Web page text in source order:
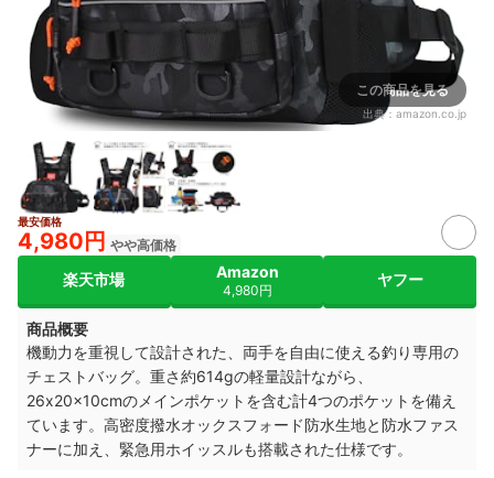
この商品を見る
出典： amazon.co.jp
最安価格
4,980円 やや高価格
楽天市場 Amazon
4,980円
ヤフー
商品概要
機動力を重視して設計された、両手を自由に使える釣り専用の
チェストバッグ。重さ約614gの軽量設計ながら、
26x20x10cmのメインポケットを含む計4つのポケットを備え
ています。高密度撥水オックスフォード防水生地と防水ファス
ナーに加え、緊急用ホイッスルも搭載された仕様です。